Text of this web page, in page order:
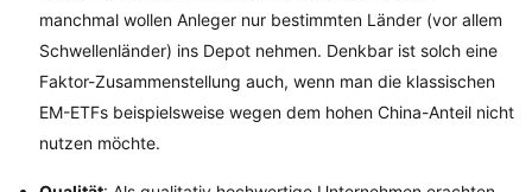
manchmal wollen Anleger nur bestimmten Länder (vor allem
Schwellenländer) ins Depot nehmen. Denkbar ist solch eine
Faktor-Zusammenstellung auch, wenn man die klassischen
EM-ETFs beispielsweise wegen dem hohen China-Anteil nicht
nutzen möchte.